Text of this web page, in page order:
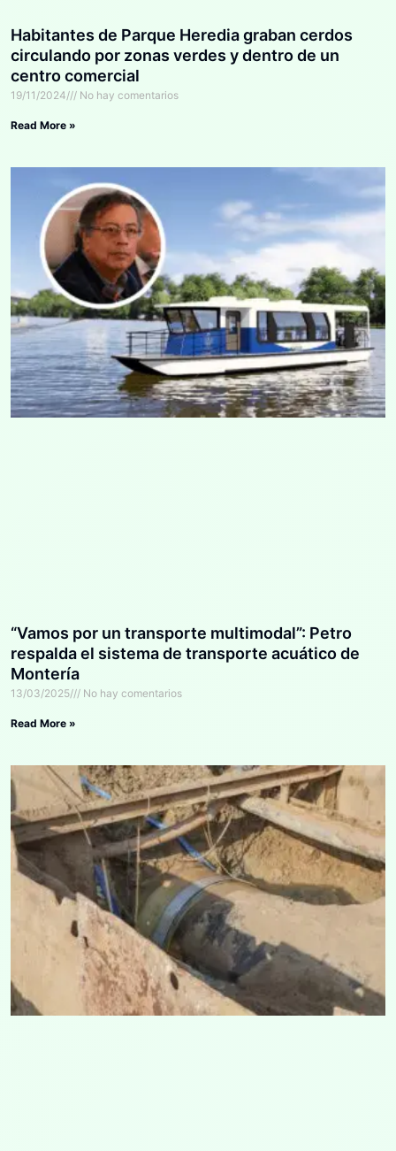
Habitantes de Parque Heredia graban cerdos
circulando por zonas verdes y dentro de un
centro comercial
19/11/2024 No hay comentarios
Read More »
“Vamos por un transporte multimodal”: Petro
respalda el sistema de transporte acuático de
Montería
13/03/2025 No hay comentarios
Read More »